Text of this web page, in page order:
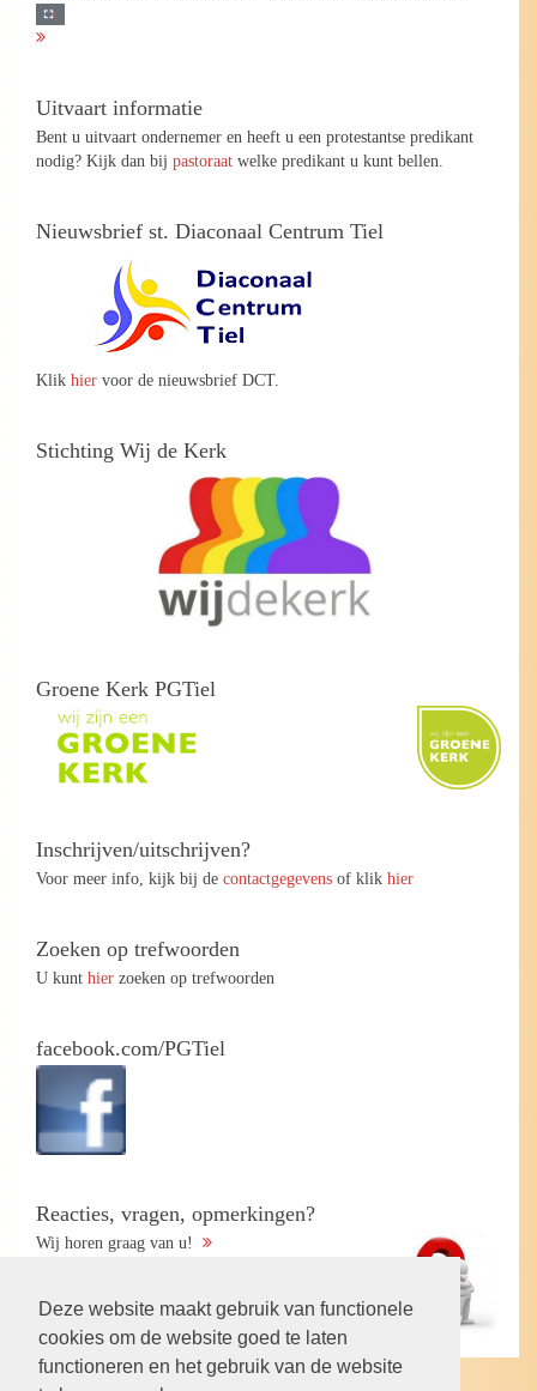
Deze website maakt gebruik van functionele
cookies om de website goed te laten
functioneren en het gebruik van de website
Uitvaart informatie
Bent u uitvaart ondernemer en heeft u een protestantse predikant
nodig? Kijk dan bij pastoraat welke predikant u kunt bellen.
Nieuwsbrief st. Diaconaal Centrum Tiel
Klik hier voor de nieuwsbrief DCT.
Stichting Wij de Kerk
Groene Kerk PGTiel
Inschrijven/uitschrijven?
Voor meer info, kijk bij de contactgegevens of klik hier
Zoeken op trefwoorden
U kunt hier zoeken op trefwoorden
facebook.com/PGTiel
Reacties, vragen, opmerkingen?
Wij horen graag van u!